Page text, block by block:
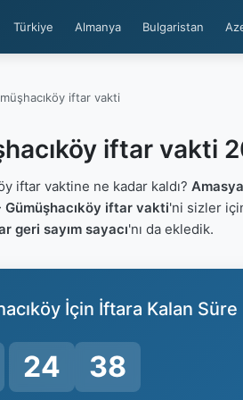
Türkiye Almanya Bulgaristan
iftar vakti
iftar vakti
iftar vaktine ne kadar kaldı?
Gümüşhacıköy iftar vakti'ni sizler
geri sayım sayacı'nı da ekledik.
İçin İftara Kalan Süre
24 38